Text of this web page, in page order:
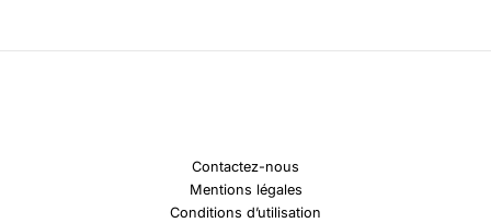
Contactez-nous
Mentions légales
Conditions d’utilisation